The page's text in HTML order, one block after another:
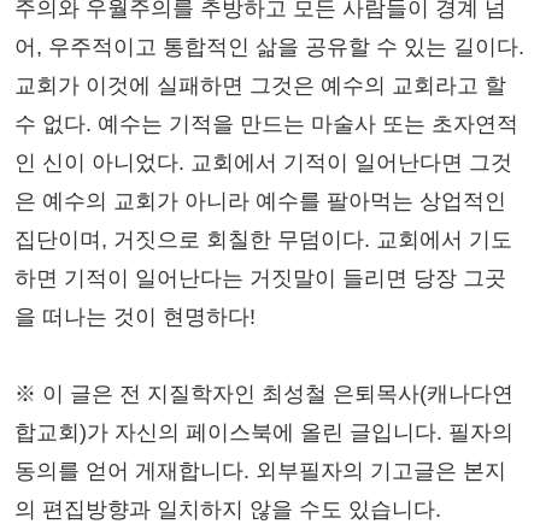
주의와 우월주의를 추방하고 모든 사람들이 경계 넘
어, 우주적이고 통합적인 삶을 공유할 수 있는 길이다.
교회가 이것에 실패하면 그것은 예수의 교회라고 할
수 없다. 예수는 기적을 만드는 마술사 또는 초자연적
인 신이 아니었다. 교회에서 기적이 일어난다면 그것
은 예수의 교회가 아니라 예수를 팔아먹는 상업적인
집단이며, 거짓으로 회칠한 무덤이다. 교회에서 기도
하면 기적이 일어난다는 거짓말이 들리면 당장 그곳
을 떠나는 것이 현명하다!
※ 이 글은 전 지질학자인 최성철 은퇴목사(캐나다연
합교회)가 자신의 페이스북에 올린 글입니다. 필자의
동의를 얻어 게재합니다. 외부필자의 기고글은 본지
의 편집방향과 일치하지 않을 수도 있습니다.